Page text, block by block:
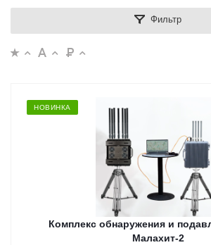
Фильтр
НОВИНКА
Комплекс обнаружения и
Малахит-2